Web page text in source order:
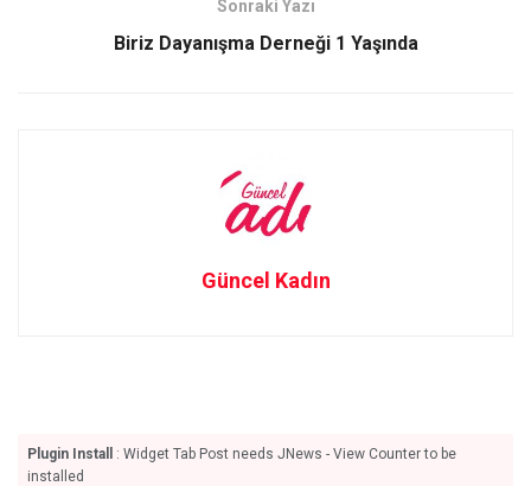
n
Sonraki Yazı
Biriz Dayanışma Derneği 1 Yaşında
Güncel Kadın
Plugin Install
: Widget Tab Post needs JNews - View Counter to be
installed